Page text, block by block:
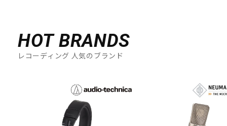
HOT BRANDS
レコーディング 人気のブランド